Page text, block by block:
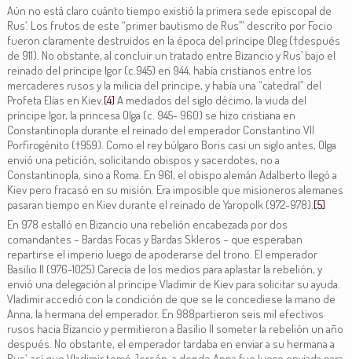
Aún no está claro cuánto tiempo existió la primera sede episcopal de
Rus’. Los frutos de este “primer bautismo de Rus’” descrito por Focio
fueron claramente destruidos en la época del príncipe Oleg (†después
de 911). No obstante, al concluir un tratado entre Bizancio y Rus’ bajo el
reinado del príncipe Igor (c.945) en 944, había cristianos entre los
mercaderes rusos y la milicia del príncipe, y había una “catedral” del
Profeta Elías en Kiev.[4] A mediados del siglo décimo, la viuda del
príncipe Igor, la princesa Olga (c. 945- 960) se hizo cristiana en
Constantinopla durante el reinado del emperador Constantino VII
Porfirogénito (†959). Como el rey búlgaro Boris casi un siglo antes, Olga
envió una petición, solicitando obispos y sacerdotes, no a
Constantinopla, sino a Roma. En 961, el obispo alemán Adalberto llegó a
Kiev pero fracasó en su misión. Era imposible que misioneros alemanes
pasaran tiempo en Kiev durante el reinado de Yaropolk (972-978).[5]
En 978 estalló en Bizancio una rebelión encabezada por dos
comandantes – Bardas Focas y Bardas Skleros – que esperaban
repartirse el imperio luego de apoderarse del trono. El emperador
Basilio II (976-1025) Carecía de los medios para aplastar la rebelión, y
envió una delegación al príncipe Vladimir de Kiev para solicitar su ayuda.
Vladimir accedió con la condición de que se le concediese la mano de
Anna, la hermana del emperador. En 988partieron seis mil efectivos
rusos hacia Bizancio y permitieron a Basilio II someter la rebelión un año
después. No obstante, el emperador tardaba en enviar a su hermana a